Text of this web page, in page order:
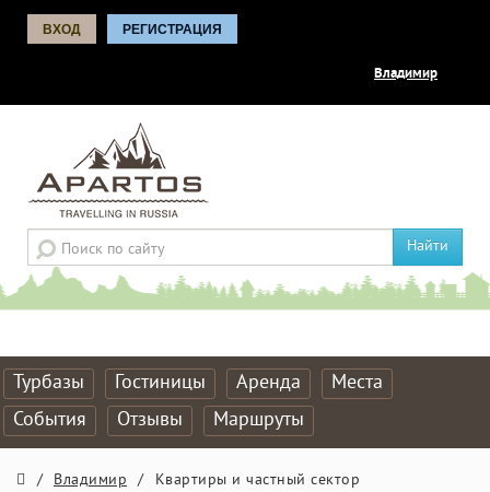
ВХОД РЕГИСТРАЦИЯ
Владимир
Найти
Турбазы Гостиницы Аренда
Места
События
Отзывы Маршруты
/ Владимир / Квартиры и частный сектор